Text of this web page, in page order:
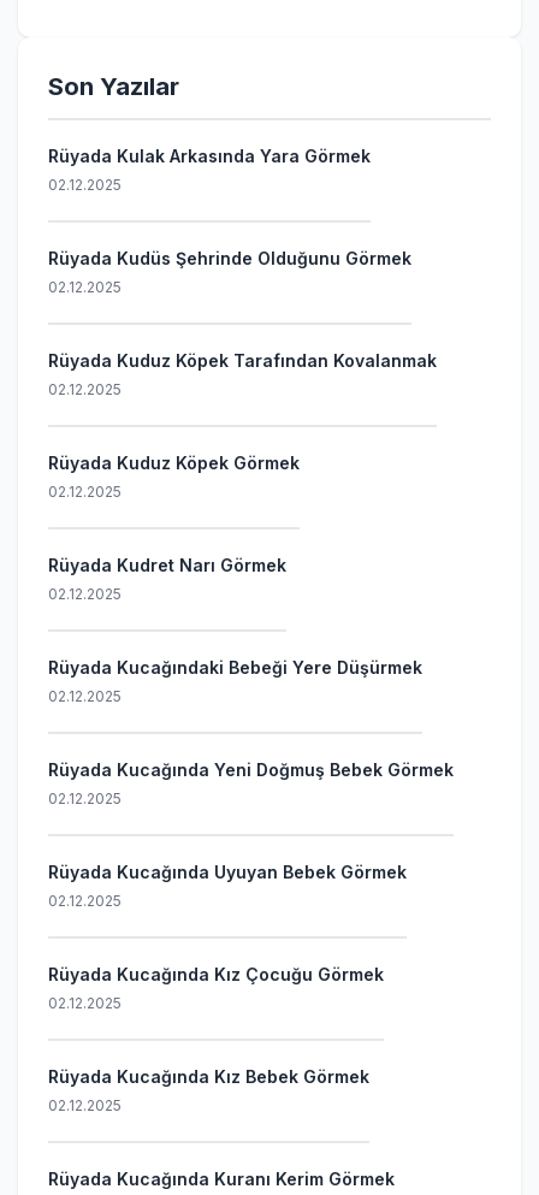
Son Yazılar
Rüyada Kulak Arkasında Yara Görmek
02.12.2025
Rüyada Kudüs Şehrinde Olduğunu Görmek
02.12.2025
Rüyada Kuduz Köpek Tarafından Kovalanmak
02.12.2025
Rüyada Kuduz Köpek Görmek
02.12.2025
Rüyada Kudret Narı Görmek
02.12.2025
Rüyada Kucağındaki Bebeği Yere Düşürmek
02.12.2025
Rüyada Kucağında Yeni Doğmuş Bebek Görmek
02.12.2025
Rüyada Kucağında Uyuyan Bebek Görmek
02.12.2025
Rüyada Kucağında Kız Çocuğu Görmek
02.12.2025
Rüyada Kucağında Kız Bebek Görmek
02.12.2025
Rüyada Kucağında Kuranı Kerim Görmek